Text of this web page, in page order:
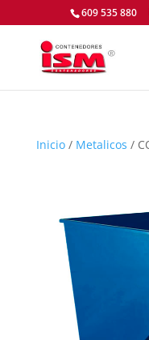
609 535 880
Inicio/ Metalicos /